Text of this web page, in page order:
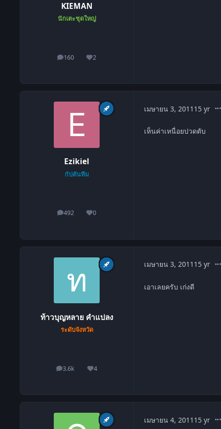
KIEMAN
นักเตะชุดใหญ่
160
โพสต์ 2
ชื่อเสียง
Ezikiel
กัปตันทีม
492
โพสต์ 0
ชื่อเสียง
เมษายน 3, 2011 15 yr
เห็นค่าเหนื่อยปวดตับ
ท้าวบุญหลาย คำแปลง
ระดับจังหวัด
3.6k
โพสต์ 4
ชื่อเสียง
เมษายน 3, 2011 15 yr
เอาเลยครับ เก่งดี
เมษายน 4, 2011 15 yr